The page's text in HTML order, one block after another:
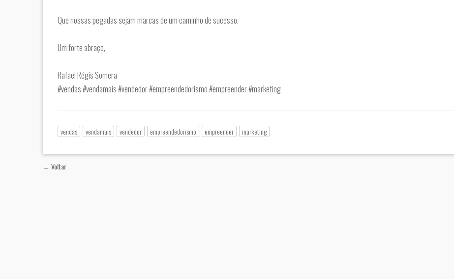
Que nossas pegadas sejam marcas de um caminho de sucesso.
Um forte abraço,
Rafael Régis Somera
#vendas #vendamais #vendedor #empreendedorismo #empreender #marketing
vendas vendamais vendedor empreendedorismo empreender marketing
← Voltar